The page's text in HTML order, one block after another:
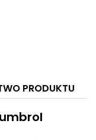
PRODUKTU